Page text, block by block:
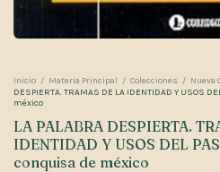
Inicio / Materia Principal / Colecciones / Nueva
DESPIERTA. TRAMAS DE LA IDENTIDAD Y USOS
méxico
LA PALABRA DESPIERTA.
IDENTIDAD Y USOS DEL
conquisa de méxico